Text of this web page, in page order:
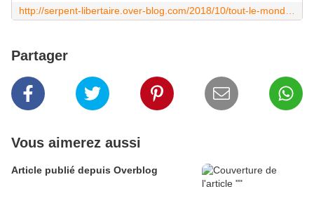
Partager
Vous aimerez aussi
Article publié depuis Overblog